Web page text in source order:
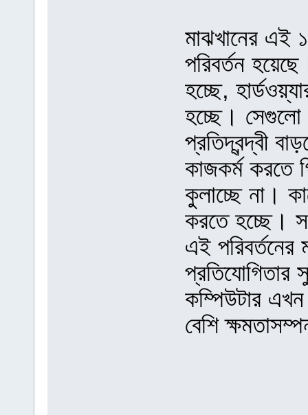
মাঝখানের এই
পরিবর্তন
হচ্ছে,
হচ্ছে। সেগুলো
প্রতিদ্বন্দ্বী
কাজকর্ম করতে
কুলাচ্ছে না।
করতে হচ্ছে।
এই
প্রতিযোগিতার
কম্পিউটার
বেশি